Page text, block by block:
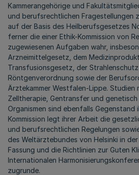
Kammerangehörige und
und berufsrechtlichen Fragestellungen
auf der Basis des Heilberufsgesetzes
ferner die einer Ethik-Kommission von
zugewiesenen Aufgaben wahr,
Arzneimittelgesetz, dem
Transfusionsgesetz, der
Röntgenverordnung sowie der
Ärztekammer Westfalen-Lippe. Studien
Zelltherapie, Gentransfer und
Organismen sind ebenfalls Gegenstand
Kommission legt ihrer Arbeit die
und berufsrechtlichen Regelungen
des Weltärztebundes von Helsinki in
Fassung und die Richtlinien zur Guten
Internationalen
zugrunde.